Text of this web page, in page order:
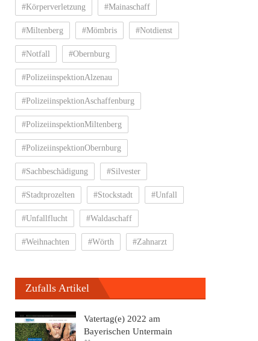
#Körperverletzung #Mainaschaff
#Miltenberg #Mömbris #Notdienst
#Notfall #Obernburg
#PolizeiinspektionAlzenau
#PolizeiinspektionAschaffenburg
#PolizeiinspektionMiltenberg
#PolizeiinspektionObernburg
#Sachbeschädigung #Silvester
#Stadtprozelten #Stockstadt #Unfall
#Unfallflucht #Waldaschaff
#Weihnachten #Wörth #Zahnarzt
Zufalls Artikel
Vatertag(e) 2022 am
Bayerischen Untermain